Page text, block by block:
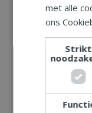
L88cm Roze
15,99
met alle
ons
Strikt